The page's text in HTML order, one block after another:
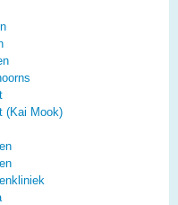
(Kai Mook)